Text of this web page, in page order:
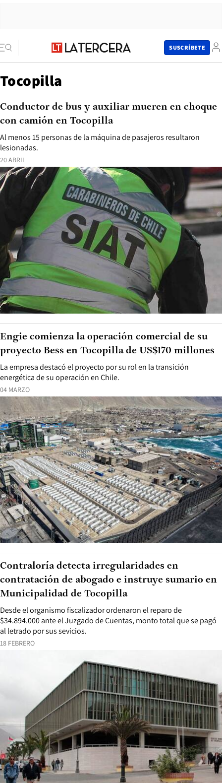
SUSCRÍBETE
Tocopilla
20 ABRIL
Al menos 15 personas de la máquina de pasajeros resultaron
lesionadas.
Conductor de bus y auxiliar mueren en choque
con camión en Tocopilla
04 MARZO
La empresa destacó el proyecto por su rol en la transición
energética de su operación en Chile.
Engie comienza la operación comercial de su
proyecto Bess en Tocopilla de US$170 millones
18 FEBRERO
Desde el organismo fiscalizador ordenaron el reparo de
$34.894.000 ante el Juzgado de Cuentas, monto total que se pagó
al letrado por sus sevicios.
Contraloría detecta irregularidades en
contratación de abogado e instruye sumario en
Municipalidad de Tocopilla